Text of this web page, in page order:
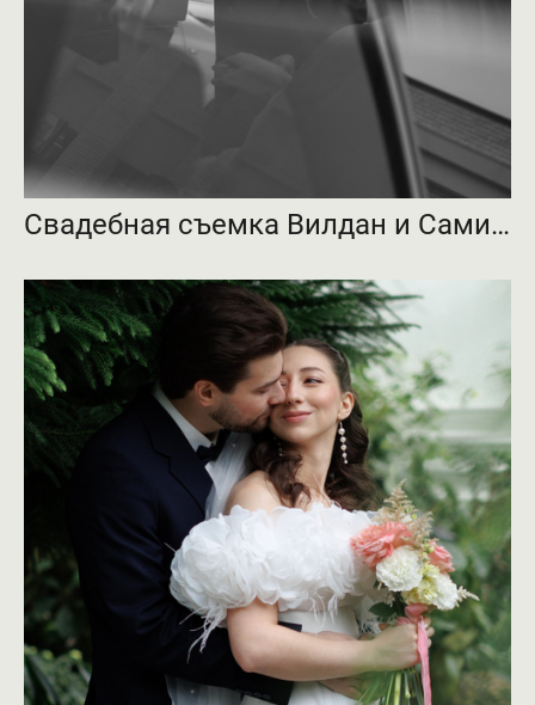
Свадебная съемка Вилдан и Самина